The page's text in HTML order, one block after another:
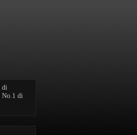
di
No.1 di